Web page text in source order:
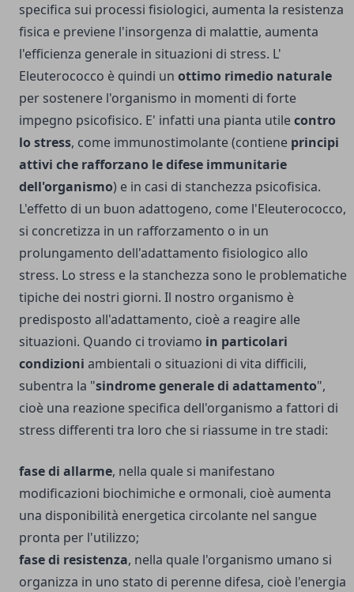
specifica sui processi fisiologici, aumenta la resistenza
fisica e previene l'insorgenza di malattie, aumenta
l'efficienza generale in situazioni di stress. L'
Eleuterococco è quindi un ottimo rimedio naturale
per sostenere l'organismo in momenti di forte
impegno psicofisico. E' infatti una pianta utilecontro
lo stress, come immunostimolante (contiene principi
attivi che rafforzano le difese immunitarie
dell'organismo) e in casi di stanchezza psicofisica.
L'effetto di un buon adattogeno, come l'Eleuterococco,
si concretizza in un rafforzamento o in un
prolungamento dell'adattamento fisiologico allo
stress. Lo stress e la stanchezza sono le problematiche
tipiche dei nostri giorni. Il nostro organismo è
predisposto all'adattamento, cioè a reagire alle
situazioni. Quando ci troviamo in particolari
condizioni ambientali o situazioni di vita difficili,
subentra la "sindrome generale di adattamento",
cioè una reazione specifica dell'organismo a fattori di
stress differenti tra loro che si riassume in tre stadi:
fase di allarme, nella quale si manifestano
modificazioni biochimiche e ormonali, cioè aumenta
una disponibilità energetica circolante nel sangue
pronta per l'utilizzo;
fase di resistenza, nella quale l'organismo umano si
organizza in uno stato di perenne difesa, cioè l'energia